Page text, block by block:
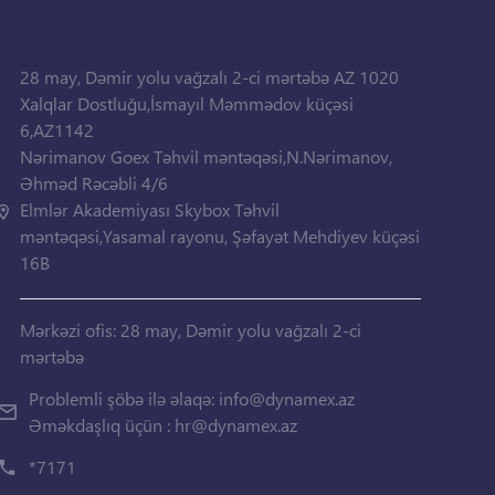
28 may, Dəmir yolu vağzalı 2-ci mərtəbə AZ 1020
Xalqlar Dostluğu,İsmayıl Məmmədov küçəsi
6,AZ1142
Nərimanov Goex Təhvil məntəqəsi,N.Nərimanov,
Əhməd Rəcəbli 4/6
Elmlər Akademiyası Skybox Təhvil
məntəqəsi,Yasamal rayonu, Şəfayət Mehdiyev küçəsi
16B
Mərkəzi ofis: 28 may, Dəmir yolu vağzalı 2-ci
mərtəbə
Problemli şöbə ilə əlaqə: info@dynamex.az
Əməkdaşlıq üçün : hr@dynamex.az
*7171